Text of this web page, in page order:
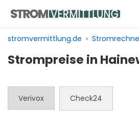
Inhalt
springen
stromvermittlung.de ›
Strompreise in
Verivox Check24